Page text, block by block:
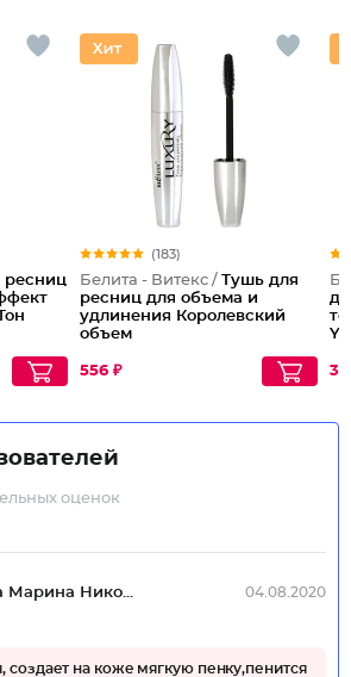
ресниц
(183)
Белита - Витекс / Тушь для
ресниц для объема и
удлинения Королевский
объем
556 ₽
оценок
Марина Нико... 04.08.2020
создает на коже мягкую пенку,пенится